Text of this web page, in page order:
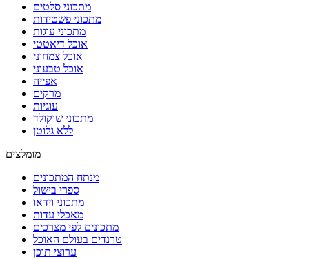
מתכוני סלטים
מתכוני פשטידות
מתכוני עוגות
אוכל דיאטטי
אוכל צמחוני
אוכל טבעוני
אפייה
מרקים
עוגיות
מתכוני שוקולד
ללא גלוטן
מומלצים
מנתח המתכונים
ספרי בישול
מתכוני וידאו
מאכלי עדות
מתכונים לפי מצרכים
טרנדים בעולם האוכל
ערוצי תוכן